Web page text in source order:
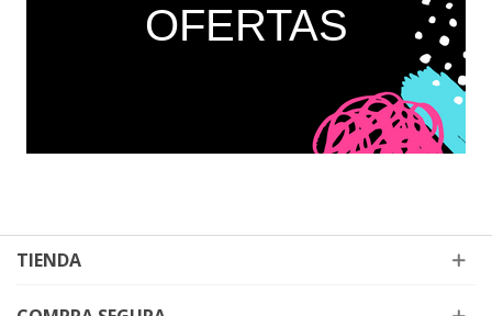
OFERTAS
TIENDA